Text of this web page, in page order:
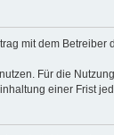
mit dem
Für die
einer Frist